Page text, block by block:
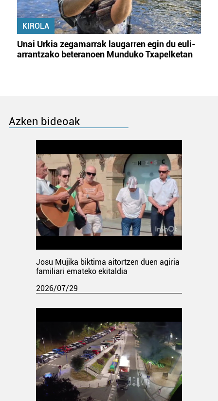
KIROLA
Unai Urkia zegamarrak laugarren egin du euli-
arrantzako beteranoen Munduko Txapelketan
Azken bideoak
Josu Mujika biktima aitortzen duen agiria
familiari emateko ekitaldia
2026/07/29